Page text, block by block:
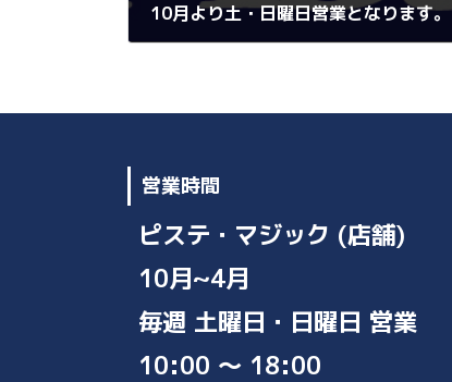
10月より土・日曜日営業となります。
営業時間
ピステ・マジック (店舗)
10月~4月
毎週 土曜日・日曜日 営業
10:00 ～ 18:00